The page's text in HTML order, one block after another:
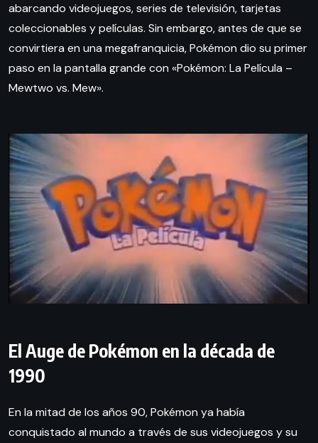
abarcando videojuegos, series de televisión, tarjetas
coleccionables y películas. Sin embargo, antes de que se
convirtiera en una megafranquicia, Pokémon dio su primer
paso en la pantalla grande con «Pokémon: La Película –
Mewtwo vs. Mew».
El Auge de Pokémon en la década de
1990
En la mitad de los años 90, Pokémon ya había
conquistado al mundo a través de sus videojuegos y su